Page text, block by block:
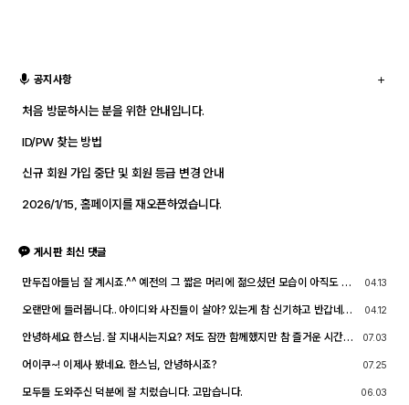
공지사항
처음 방문하시는 분을 위한 안내입니다.
ID/PW 찾는 방법
신규 회원 가입 중단 및 회원 등급 변경 안내
2026/1/15, 홈페이지를 재오픈하였습니다.
게시판 최신 댓글
만두집아들님 잘 계시죠.^^ 예전의 그 짧은 머리에 젊으셨던 모습이 아직도 기
호회 활동의 추억을 남길 겸 가능한 계속 홈페이지를 유지할 예정입니다. 생각
나실 때 종종 방문해 주세요.^^
04.13
오랜만에 들러봅니다.. 아이디와 사진들이 살아? 있는게 참 신기하고 반갑네요
이제 제가 그 나이가 되버렸습니다^^..
04.12
안녕하세요 한스님. 잘 지내시는지요? 저도 잠깐 함께했지만 참 즐거운 시간이
07.03
어이쿠~! 이제사 봤네요. 한스님, 안녕하시죠? 07.25
모두들 도와주신 덕분에 잘 치렀습니다. 고맙습니다. 06.03